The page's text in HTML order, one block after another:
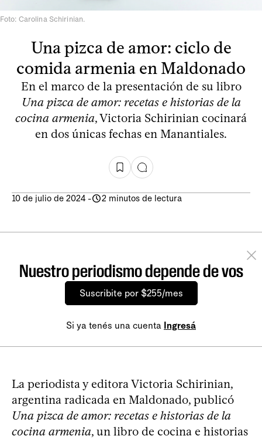
Foto: Carolina Schirinian.
Una pizca de amor: ciclo de
comida armenia en Maldonado
En el marco de la presentación de su libro
Una pizca de amor: recetas e historias de la
cocina armenia, Victoria Schirinian cocinará
en dos únicas fechas en Manantiales.
10 de julio de 2024 - 2 minutos de lectura
Nuestro periodismo depende de vos
Suscribite por $255/mes
Si ya tenés una cuenta Ingresá
La periodista y editora Victoria Schirinian,
argentina radicada en Maldonado, publicó
Una pizca de amor: recetas e historias de la
cocina armenia, un libro de cocina e historias